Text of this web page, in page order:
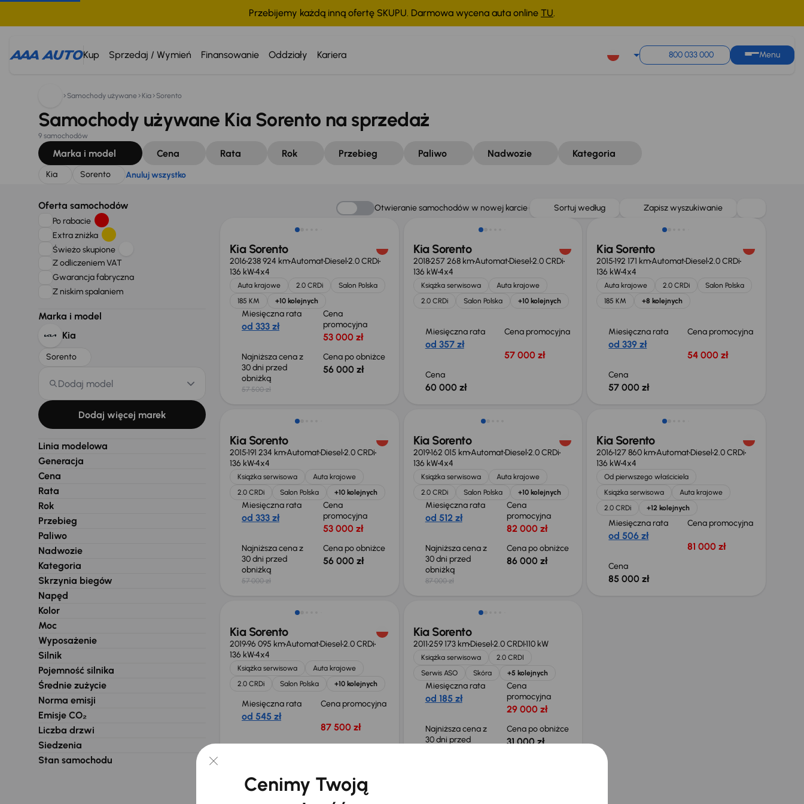
Przebijemy każdą inną ofertę SKUPU. Darmowa wycena auta online TU.
Kup Sprzedaj / Wymień Finansowanie Oddziały Kariera 800 033 000 Menu
Szukam: Anuluj wszystko
Samochody używane Kia Sorento
Samochody używane Kia Sorento na sprzedaż
9 samochodów
Marka i model Cena Rata Rok Przebieg Paliwo Nadwozie Kategoria
Kia Sorento Anuluj wszystko
Oferta samochodów
Po rabacie
Extra zniżka
Świeżo skupione
Z odliczeniem VAT
Gwarancja fabryczna
Z niskim spalaniem
Marka i model
Kia
Sorento
Dodaj model
Dodaj więcej marek
Linia modelowa
Generacja
Cena
Rata
Rok
Przebieg
Paliwo
Nadwozie
Kategoria
Skrzynia biegów
Napęd
Kolor
Moc
Wyposażenie
Silnik
Pojemność silnika
Średnie zużycie
Norma emisji
Emisje CO₂
Liczba drzwi
Siedzenia
Stan samochodu
Otwieranie samochodów w nowej karcie Sortuj według Zapisz wyszukiwanie
Kia Sorento
2016238 924 kmAutomatDiesel2.0 CRDi
136 kW4x4
Auta krajowe 2.0 CRDi
Salon Polska
185 KM
+10 kolejnych
Miesięczna rata
od 333 zł
Cena
promocyjna
53 000 zł
Najniższa cena z
30 dni przed
obniżką
57 500 zł
Cena po obniżce
56 000 zł
Kia Sorento
2018257 268 kmAutomatDiesel2.0 CRDi
136 kW4x4
Książka serwisowa
Auta krajowe
2.0 CRDi
Salon Polska +10 kolejnych
Miesięczna rata
od 357 zł
Cena promocyjna
57 000 zł
Cena
60 000 zł
Kia Sorento
2015192 171 kmAutomatDiesel2.0 CRDi
136 kW4x4
Auta krajowe 2.0 CRDi
Salon Polska
185 KM
+8 kolejnych
Miesięczna rata
od 339 zł
Cena promocyjna
54 000 zł
Cena
57 000 zł
Taniej o 1 000 zł
Kia Sorento
2015191 234 kmAutomatDiesel2.0 CRDi
136 kW4x4
Książka serwisowa
Auta krajowe
2.0 CRDi
Salon Polska +10 kolejnych
Miesięczna rata
od 333 zł
Cena
promocyjna
53 000 zł
Najniższa cena z
30 dni przed
obniżką
57 000 zł
Cena po obniżce
56 000 zł
Taniej o 1 000 zł
Kia Sorento
2019162 015 kmAutomatDiesel2.0 CRDi
136 kW4x4
Książka serwisowa
Auta krajowe
2.0 CRDi
Salon Polska +10 kolejnych
Miesięczna rata
od 512 zł
Cena
promocyjna
82 000 zł
Najniższa cena z
30 dni przed
obniżką
87 000 zł
Cena po obniżce
86 000 zł
Kia Sorento
2016127 860 kmAutomatDiesel2.0 CRDi
136 kW4x4
Od pierwszego właściciela
Książka serwisowa
Auta krajowe
2.0 CRDi
+12 kolejnych
Miesięczna rata
od 506 zł
Cena promocyjna
81 000 zł
Cena
85 000 zł
Świeżo skupione
Kia Sorento
201996 095 kmAutomatDiesel2.0 CRDi
136 kW4x4
Książka serwisowa
Auta krajowe
2.0 CRDi
Salon Polska +10 kolejnych
Miesięczna rata
od 545 zł
Cena promocyjna
87 500 zł
Cena
Kia Sorento
2011259 173 kmDiesel2.0 CRDI110 kW
Książka serwisowa
2.0 CRDI
Serwis ASO
Skóra +5 kolejnych
Miesięczna rata
od 185 zł
Cena
promocyjna
29 000 zł
Najniższa cena z
30 dni przed
Cena po obniżce
31 000 zł
Cenimy Twoją